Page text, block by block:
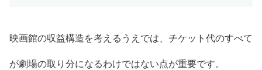
映画館の収益構造を考えるうえでは、チケット代のすべて
が劇場の取り分になるわけではない点が重要です。